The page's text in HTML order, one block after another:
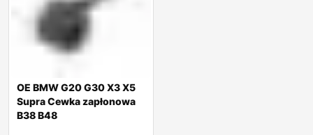
OE BMW G20 G30 X3 X5
Supra Cewka zapłonowa
B38 B48